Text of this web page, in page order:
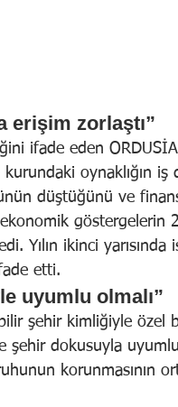
erişim zorlaştı”
ifade eden
oynaklığın iş
düştüğünü ve
göstergelerin
Yılın ikinci yarısında
etti.
uyumlu olmalı”
şehir kimliğiyle
şehir dokusuyla
korunmasının